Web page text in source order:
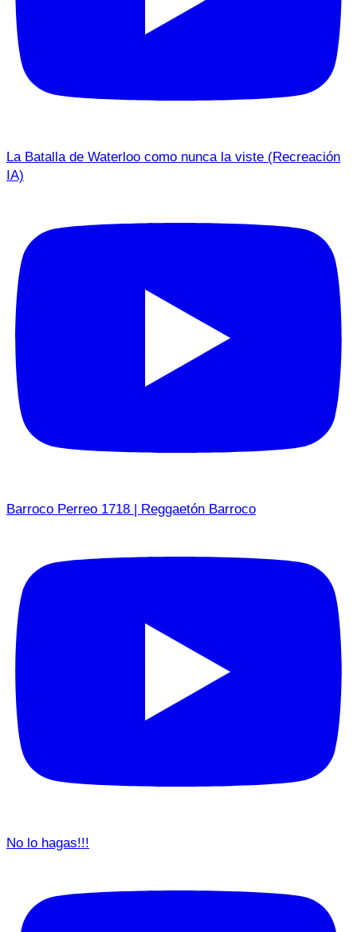
La Batalla de Waterloo como nunca la viste (Recreación
IA)
Barroco Perreo 1718 | Reggaetón Barroco
No lo hagas!!!